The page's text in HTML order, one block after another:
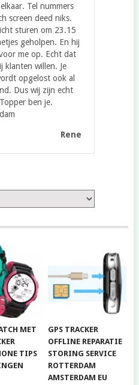
Tel nummers
screen deed niks.
sturen om 23.15
geholpen. En hij
me op. Echt dat
klanten willen. Je
opgelost ook al
Dus wij zijn echt
ben je.
Rene
MET
TIPS
GPS TRACKER
OFFLINE REPARATIE
STORING SERVICE
ROTTERDAM
AMSTERDAM EU